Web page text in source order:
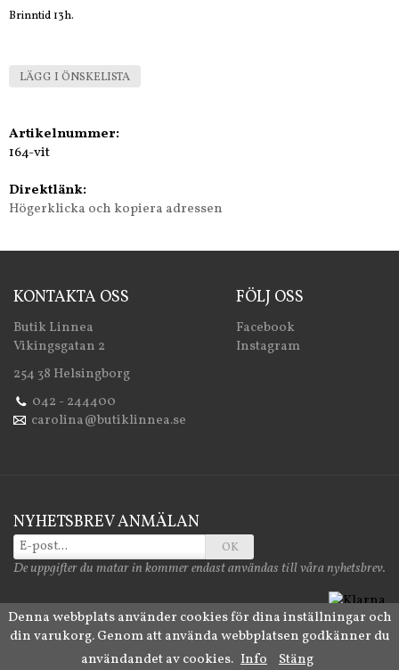
Brinntid 13h.
LÄGG I ÖNSKELISTA
Artikelnummer:
164-vit
Direktlänk:
Högerklicka och kopiera adressen
KONTAKTA OSS
Butik Linnea
Vikingsgatan 2
254 38 Helsingborg
042 - 244400
carolina@butiklinnea.se
FÖLJ OSS
Facebook
Instagram
NYHETSBREV ANMÄLAN
OK
De uppgifter du matar in kommer endast användas till våra nyhetsbrev.
Drift & produktion: Wikinggruppen
Denna webbplats använder cookies för dina inställningar och
din varukorg. Genom att använda webbplatsen godkänner du
användandet av cookies. Info Stäng